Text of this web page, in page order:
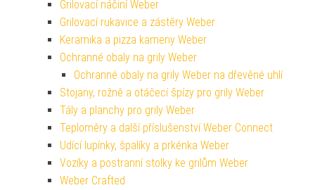
Grilovací náčiní Weber
Grilovací rukavice a zástěry Weber
Keramika a pizza kameny Weber
Ochranné obaly na grily Weber
Ochranné obaly na grily Weber na dřevěné uhlí
Stojany, rožně a otáčecí špízy pro grily Weber
Tály a planchy pro grily Weber
Teploměry a další příslušenství Weber Connect
Udící lupínky, špalíky a prkénka Weber
Vozíky a postranní stolky ke grilům Weber
Weber Crafted